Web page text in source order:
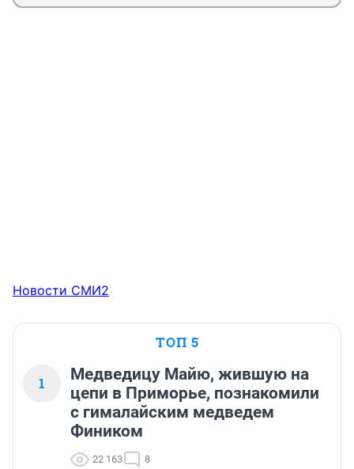
Новости СМИ2
ТОП 5
1
Медведицу Майю, жившую на
цепи в Приморье, познакомили
с гималайским медведем
Фиником
22 163 8